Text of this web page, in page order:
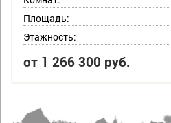
Площадь:
Этажность:
от 1 266 300 руб.